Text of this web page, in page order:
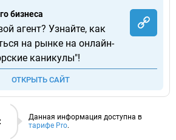
бизнеса
агент? Узнайте, как
на рынке на онлайн-
каникулы"!
ОТКРЫТЬ САЙТ
Данная информация доступна в
тарифе Pro.
10.08.2026
EURO